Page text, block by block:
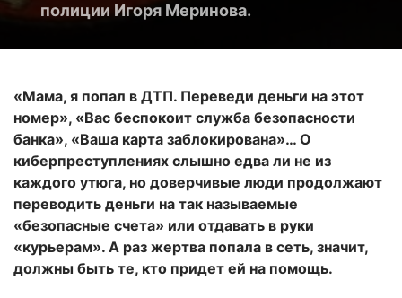
полиции Игоря Меринова.
«Мама, я попал в ДТП. Переведи деньги на этот
номер», «Вас беспокоит служба безопасности
банка», «Ваша карта заблокирована»… О
киберпреступлениях слышно едва ли не из
каждого утюга, но доверчивые люди продолжают
переводить деньги на так называемые
«безопасные счета» или отдавать в руки
«курьерам». А раз жертва попала в сеть, значит,
должны быть те, кто придет ей на помощь.